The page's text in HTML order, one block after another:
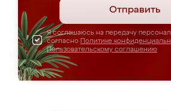
Отправить
Я соглашаюсь на передачу
согласно Политике
Пользовательскому соглашению